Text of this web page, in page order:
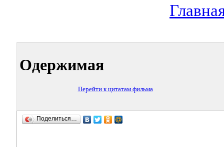
Одержимая
Перейти к цитатам фильма
Поделиться…